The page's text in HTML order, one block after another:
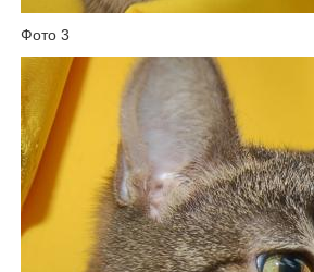
Фото 3